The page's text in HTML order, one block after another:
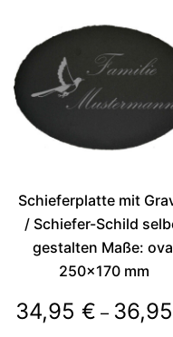
Varianten
auf.
Die
Optionen
auf
gewählt
werden
Schieferplatte mit
/ Schiefer-Schild
gestalten Maße:
250×170 mm
34,95 € – 36,95